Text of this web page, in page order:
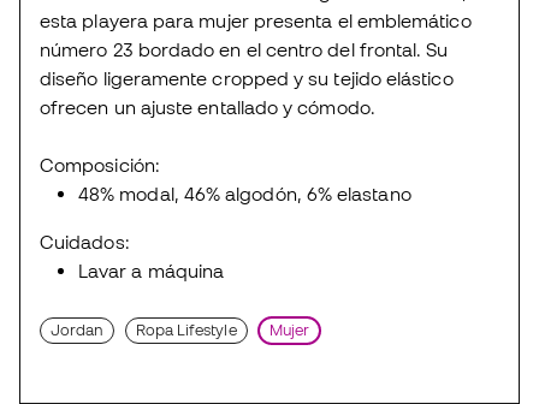
esta playera para mujer presenta el emblemático
número 23 bordado en el centro del frontal. Su
diseño ligeramente cropped y su tejido elástico
ofrecen un ajuste entallado y cómodo.
Composición:
48% modal, 46% algodón, 6% elastano
Cuidados:
Lavar a máquina
Jordan Ropa Lifestyle Mujer